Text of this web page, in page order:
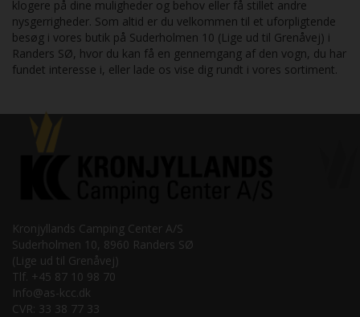
klogere på dine muligheder og behov eller få stillet andre
nysgerrigheder. Som altid er du velkommen til et uforpligtende
besøg i vores butik på Suderholmen 10 (Lige ud til Grenåvej) i
Randers SØ, hvor du kan få en gennemgang af den vogn, du har
fundet interesse i, eller lade os vise dig rundt i vores sortiment.
Kronjyllands Camping Center A/S
Suderholmen 10, 8960 Randers SØ
(Lige ud til Grenåvej)
Tlf. +45 87 10 98 70
Info@as-kcc.dk
CVR: 33 38 77 33